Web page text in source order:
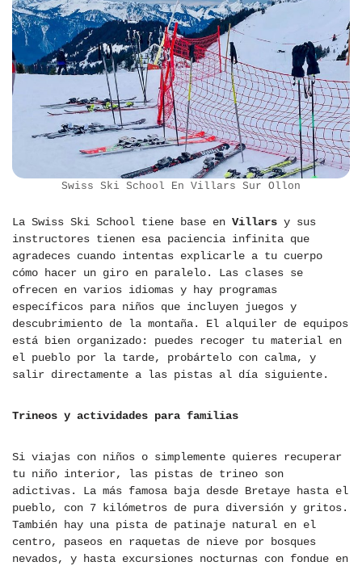
Swiss Ski School En Villars Sur Ollon
La Swiss Ski School tiene base en Villars y sus
instructores tienen esa paciencia infinita que
agradeces cuando intentas explicarle a tu cuerpo
cómo hacer un giro en paralelo. Las clases se
ofrecen en varios idiomas y hay programas
específicos para niños que incluyen juegos y
descubrimiento de la montaña. El alquiler de equipos
está bien organizado: puedes recoger tu material en
el pueblo por la tarde, probártelo con calma, y
salir directamente a las pistas al día siguiente.
Trineos y actividades para familias
Si viajas con niños o simplemente quieres recuperar
tu niño interior, las pistas de trineo son
adictivas. La más famosa baja desde Bretaye hasta el
pueblo, con 7 kilómetros de pura diversión y gritos.
También hay una pista de patinaje natural en el
centro, paseos en raquetas de nieve por bosques
nevados, y hasta excursiones nocturnas con fondue en